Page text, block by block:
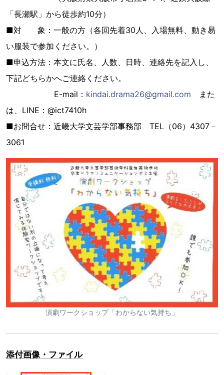
「長瀬駅」から徒歩約10分）
■対 象：一般の方（各回先着30人、入場無料、動き易
い服装で参加ください。）
■申込方法：本文に氏名、人数、日時、連絡先を記入し、
下記どちらかへご連絡ください。
E-mail： kindai.drama26@gmail.com また
は、LINE：@ict7410h
■お問合せ：近畿大学文芸学部事務部 TEL（06）4307－
3061
演劇ワークショップ「わからない気持ち」
添付画像・ファイル